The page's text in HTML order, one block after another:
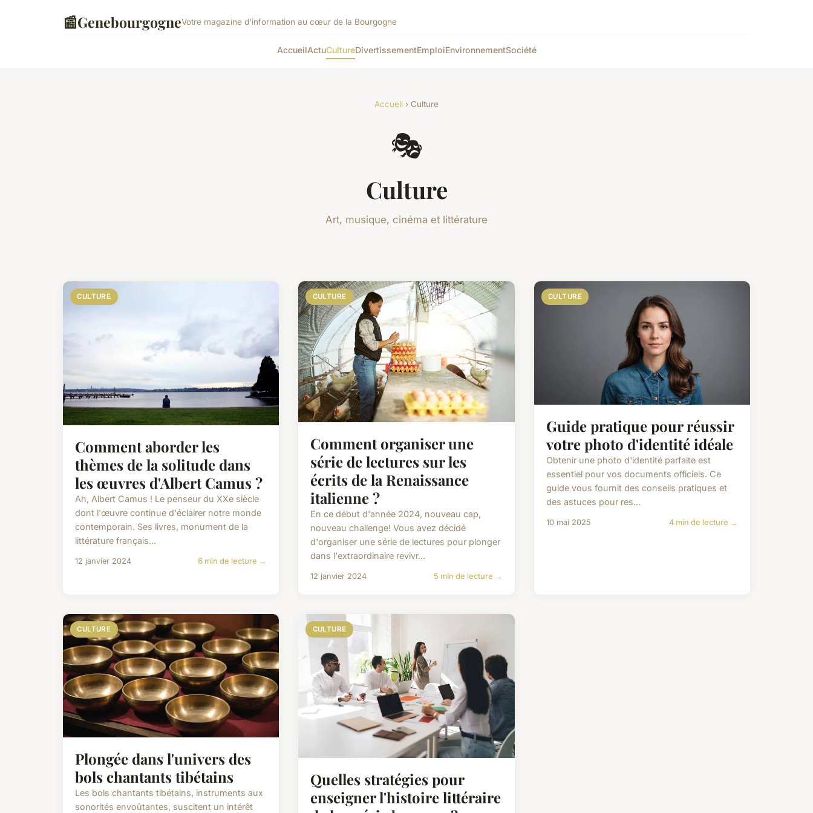
📰GenebourgogneVotre magazine d'information au cœur de la Bourgogne
AccueilActuCultureDivertissementEmploiEnvironnementSociété
Accueil › Culture
🎭
Culture
Art, musique, cinéma et littérature
CULTURE
Comment aborder les
thèmes de la solitude dans
les œuvres d'Albert Camus ?
Ah, Albert Camus ! Le penseur du XXe siècle
dont l'œuvre continue d'éclairer notre monde
contemporain. Ses livres, monument de la
littérature français...
12 janvier 2024 6 min de lecture →
CULTURE
Comment organiser une
série de lectures sur les
écrits de la Renaissance
italienne ?
En ce début d'année 2024, nouveau cap,
nouveau challenge! Vous avez décidé
d'organiser une série de lectures pour plonger
dans l'extraordinaire revivr...
12 janvier 2024 5 min de lecture →
CULTURE
Guide pratique pour réussir
votre photo d'identité idéale
Obtenir une photo d'identité parfaite est
essentiel pour vos documents officiels. Ce
guide vous fournit des conseils pratiques et
des astuces pour res...
10 mai 2025 4 min de lecture →
CULTURE
Plongée dans l'univers des
bols chantants tibétains
Les bols chantants tibétains, instruments aux
sonorités envoûtantes, suscitent un intérêt
CULTURE
Quelles stratégies pour
enseigner l'histoire littéraire